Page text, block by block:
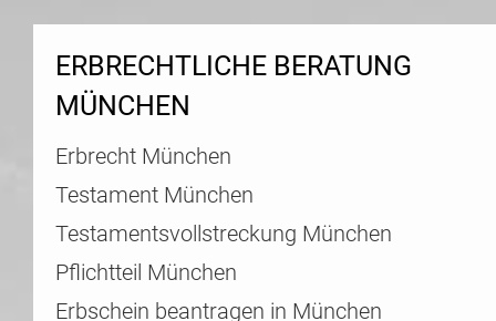
ERBRECHTLICHE BERATUNG
MÜNCHEN
Erbrecht München
Testament München
Testamentsvollstreckung München
Pflichtteil München
Erbschein beantragen in München